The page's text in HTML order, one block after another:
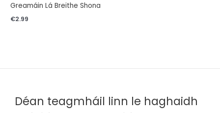
Greamáin Lá Breithe Shona
€2.99
Déan teagmháil linn le haghaidh